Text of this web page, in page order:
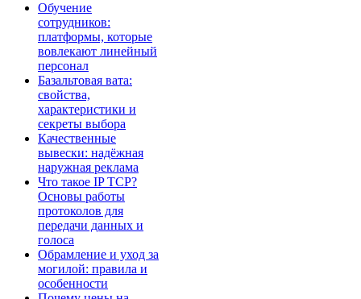
Обучение
сотрудников:
платформы, которые
вовлекают линейный
персонал
Базальтовая вата:
свойства,
характеристики и
секреты выбора
Качественные
вывески: надёжная
наружная реклама
Что такое IP TCP?
Основы работы
протоколов для
передачи данных и
голоса
Обрамление и уход за
могилой: правила и
особенности